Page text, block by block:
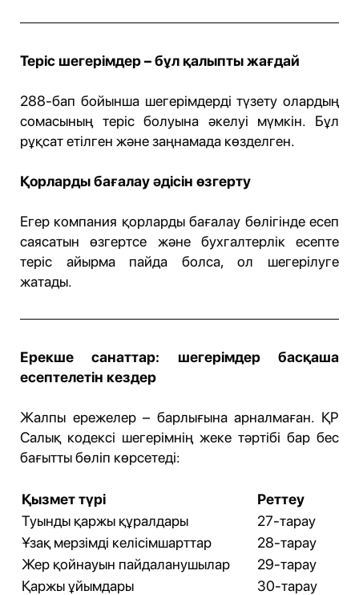
Теріс шегерімдер – бұл қалыпты жағдай
288-бап бойынша шегерімдерді түзету олардың
сомасының теріс болуына әкелуі мүмкін. Бұл
рұқсат етілген және заңнамада көзделген.
Қорларды бағалау әдісін өзгерту
Егер компания қорларды бағалау бөлігінде есеп
саясатын өзгертсе және бухгалтерлік есепте
теріс айырма пайда болса, ол шегерілуге
жатады.
Ерекше санаттар: шегерімдер басқаша
есептелетін кездер
Жалпы ережелер – барлығына арналмаған. ҚР
Салық кодексі шегерімнің жеке тәртібі бар бес
бағытты бөліп көрсетеді:
Қызмет түрі
Реттеу
Туынды қаржы құралдары
27-тарау
Ұзақ мерзімді келісімшарттар
28-тарау
Жер қойнауын пайдаланушылар
29-тарау
Қаржы ұйымдары
30-тарау